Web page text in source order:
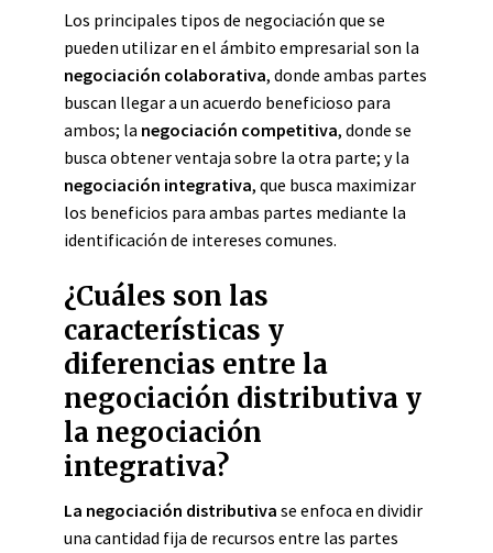
Los principales tipos de negociación que se
pueden utilizar en el ámbito empresarial son la
negociación colaborativa, donde ambas partes
buscan llegar a un acuerdo beneficioso para
ambos; la negociación competitiva, donde se
busca obtener ventaja sobre la otra parte; y la
negociación integrativa, que busca maximizar
los beneficios para ambas partes mediante la
identificación de intereses comunes.
¿Cuáles son las
características y
diferencias entre la
negociación distributiva y
la negociación
integrativa?
La negociación distributiva se enfoca en dividir
una cantidad fija de recursos entre las partes